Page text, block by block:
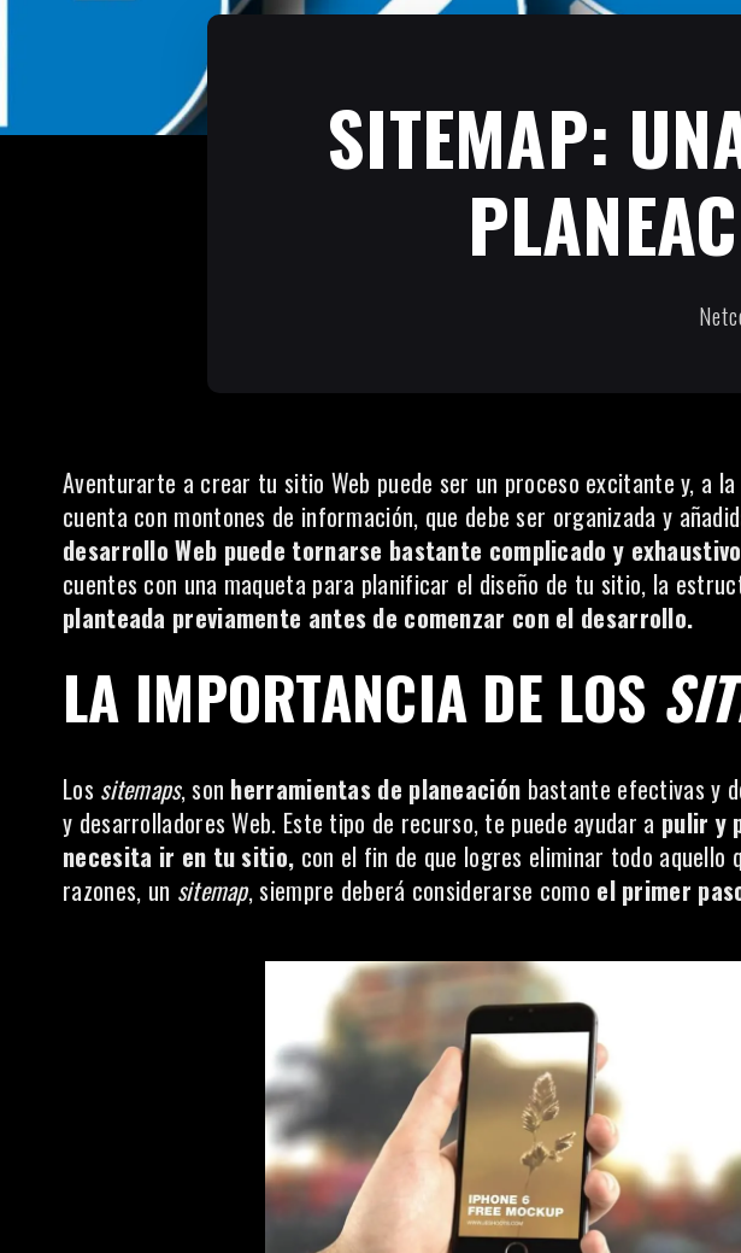
SITEMAP:
Aventurarte a crear tu sitio Web puede ser un proceso excitante y, a la
cuenta con montones de información, que debe ser organizada y
desarrollo Web puede tornarse bastante complicado y
cuentes con una maqueta para planificar el diseño de tu sitio, la
planteada previamente antes de comenzar con el desarrollo.
LA IMPORTANCIA DE LOS
Los sitemaps, son herramientas de planeación bastante efectivas y
y desarrolladores Web. Este tipo de recurso, te puede ayudar a pulir y
necesita ir en tu sitio, con el fin de que logres eliminar todo aquello
razones, un sitemap, siempre deberá considerarse como el primer